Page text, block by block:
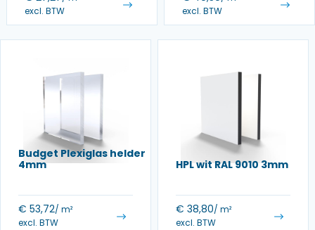
excl. BTW
excl. BTW
Budget Plexiglas helder
4mm
€ 53,72/ m²
excl. BTW
HPL wit RAL 9010 3mm
€ 38,80/ m²
excl. BTW